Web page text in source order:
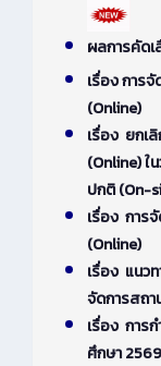
ผลการคัด
เรื่อง การ
(Online)
เรื่อง ยกเ
(Online) ใ
ปกติ (On-
เรื่อง การ
(Online)
เรื่อง แนว
จัดการสถา
เรื่อง การ
ศึกษา 2569